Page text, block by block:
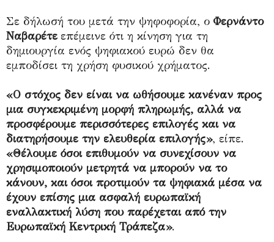
Σε δήλωσή του μετά την ψηφοφορία, ο Φερνάντο
Ναβαρέτε επέμεινε ότι η κίνηση για τη
δημιουργία ενός ψηφιακού ευρώ δεν θα
εμποδίσει τη χρήση φυσικού χρήματος.
«Ο στόχος δεν είναι να ωθήσουμε κανέναν προς
μια συγκεκριμένη μορφή πληρωμής, αλλά να
προσφέρουμε περισσότερες επιλογές και να
διατηρήσουμε την ελευθερία επιλογής», είπε.
«Θέλουμε όσοι επιθυμούν να συνεχίσουν να
χρησιμοποιούν μετρητά να μπορούν να το
κάνουν, και όσοι προτιμούν τα ψηφιακά μέσα να
έχουν επίσης μια ασφαλή ευρωπαϊκή
εναλλακτική λύση που παρέχεται από την
Ευρωπαϊκή Κεντρική Τράπεζα».